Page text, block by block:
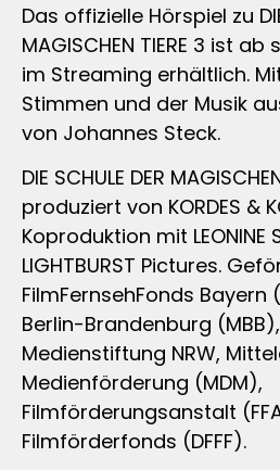
Das offizielle Hörspiel zu DIE
MAGISCHEN TIERE 3 ist
im Streaming erhältlich.
Stimmen und der Musik
von Johannes Steck.
DIE SCHULE DER
produziert von KORDES &
Koproduktion mit LEONINE
LIGHTBURST Pictures.
FilmFernsehFonds Bayern
Berlin-Brandenburg
Medienstiftung NRW,
Medienförderung (MDM),
Filmförderungsanstalt
Filmförderfonds (DFFF).